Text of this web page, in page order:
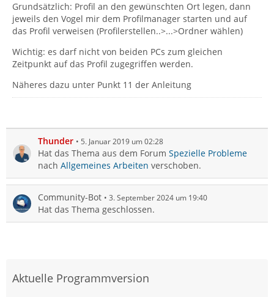
Grundsätzlich: Profil an den gewünschten Ort legen, dann
jeweils den Vogel mir dem Profilmanager starten und auf
das Profil verweisen (Profilerstellen..>...>Ordner wählen)
Wichtig: es darf nicht von beiden PCs zum gleichen
Zeitpunkt auf das Profil zugegriffen werden.
Näheres dazu unter Punkt 11 der Anleitung
Thunder 5. Januar 2019 um 02:28
Hat das Thema aus dem Forum Spezielle Probleme
nach Allgemeines Arbeiten verschoben.
Community-Bot 3. September 2024 um 19:40
Hat das Thema geschlossen.
Aktuelle Programmversion